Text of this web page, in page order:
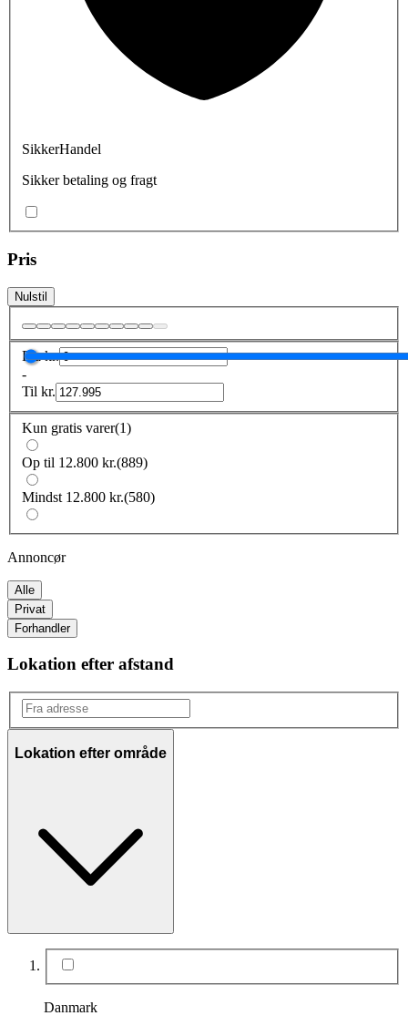
SikkerHandel
Sikker betaling og fragt
Pris
Nulstil
Frakr.
-
Til kr.
Kun gratis varer(1)
Op til 12.800 kr.(889)
Mindst 12.800 kr.(580)
Annoncør
Alle
Privat
Forhandler
Lokation efter afstand
Lokation efter område
Danmark